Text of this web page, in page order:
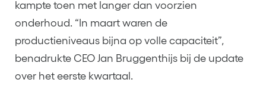
kampte toen met langer dan voorzien
onderhoud. “In maart waren de
productieniveaus bijna op volle capaciteit”,
benadrukte CEO Jan Bruggenthijs bij de update
over het eerste kwartaal.